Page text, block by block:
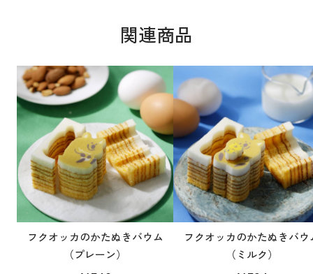
関連商品
フクオッカのかたぬきバウム
（プレーン）
フクオッカのかたぬきバウ
（ミルク）